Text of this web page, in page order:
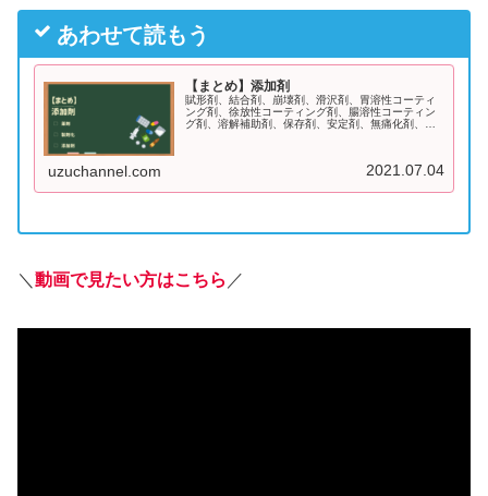
あわせて読もう
【まとめ】添加剤
賦形剤、結合剤、崩壊剤、滑沢剤、胃溶性コーティ
ング剤、徐放性コーティング剤、腸溶性コーティン
グ剤、溶解補助剤、保存剤、安定剤、無痛化剤、懸
uzuchannel.com 2021.07.04
＼ 動画で見たい方はこちら ／